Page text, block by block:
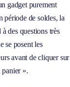
gadget purement
période de soldes, la
des questions très
se posent les
avant de cliquer sur
».